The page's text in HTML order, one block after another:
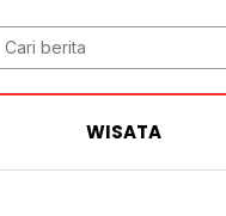
WISATA